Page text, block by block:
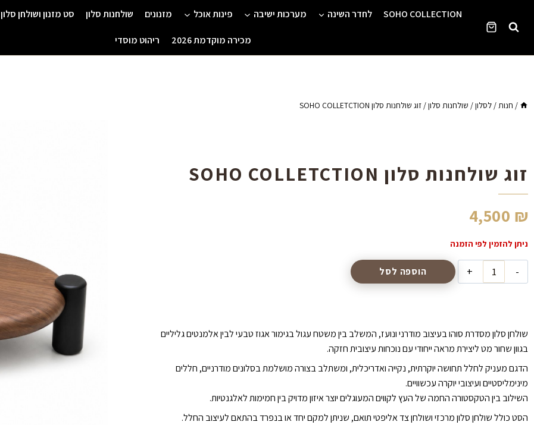
SOHO COLLECTION לחדר השינה מערכות ישיבה פינות אוכל מזנונים שולחנות סלון סט מזנון ושולחן סלון
מכירה מוקדמת 2026 ריהוט מוסדי
/ חנות/ לסלון/ שולחנות סלון/ זוג שולחנות סלון SOHO COLLETCTION
זוג שולחנות סלון SOHO COLLETCTION
4,500 ₪
שולחן סלון מסדרת סוהו בעיצוב מודרני ונועז, המשלב בין משטח עגול בגימור אגוז טבעי לבין אלמנטים גליליים
בגוון שחור מט ליצירת מראה ייחודי עם נוכחות עיצובית חזקה.
הדגם מעניק לחלל תחושה יוקרתית, נקייה ואדריכלית, ומשתלב בצורה מושלמת בסלונים מודרניים, חללים
מינימליסטיים ועיצובי יוקרה עכשוויים.
השילוב בין הטקסטורה החמה של העץ לקווים המעוגלים יוצר איזון מדויק בין חמימות לאלגנטיות.
הסט כולל שולחן סלון מרכזי ושולחן צד אליפטי תואם, שניתן למקם יחד או בנפרד בהתאם לעיצוב החלל.
של
שולחנות
סלון
SOHO
COLLETCTION
הוספה לסל